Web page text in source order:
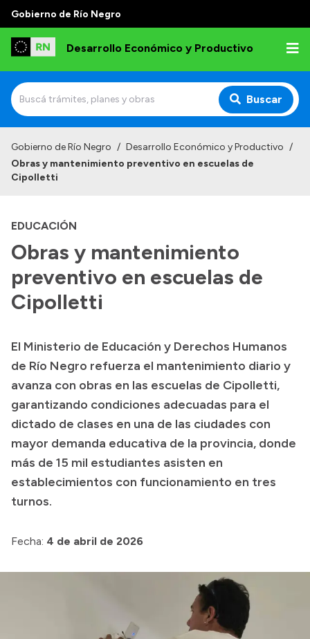
Gobierno de Río Negro
Desarrollo Económico y Productivo
Buscar
Institucional
Autoridades
Delegaciones
Normativa
Presupuesto
Boletín Oficial
Compras y licitaciones
Consulta de expedientes
Consulta de pago a proveedores
Convocatorias
Gobierno de Río Negro / Desarrollo Económico y Productivo /
Obras y mantenimiento preventivo en escuelas de
Cipolletti
EDUCACIÓN
Obras y mantenimiento
preventivo en escuelas de
Cipolletti
El Ministerio de Educación y Derechos Humanos
de Río Negro refuerza el mantenimiento diario y
avanza con obras en las escuelas de Cipolletti,
garantizando condiciones adecuadas para el
dictado de clases en una de las ciudades con
mayor demanda educativa de la provincia, donde
más de 15 mil estudiantes asisten en
establecimientos con funcionamiento en tres
turnos.
Fecha: 4 de abril de 2026